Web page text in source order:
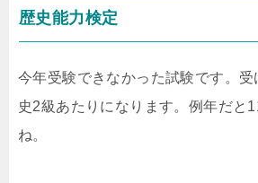
歴史能力検定
今年受験できなかった試験です。受
史2級あたりになります。例年だと
ね。